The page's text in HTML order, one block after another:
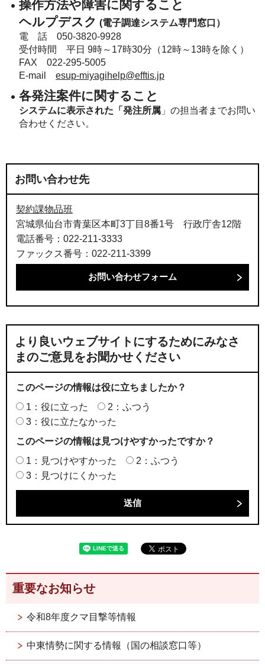
操作方法や障害に関すること
ヘルプデスク (電子調達システム専門窓口）
電 話 050-3820-9928
受付時間 平日 9時～17時30分（12時～13時を除く）
FAX 022-295-5005
E-mail esup-miyagihelp@efftis.jp
各発注案件に関すること
システムに表示された「発注所属 」の担当者までお問い
合わせください。
お問い合わせ先
契約課物品班
宮城県仙台市青葉区本町3丁目8番1号 行政庁舎12階
電話番号：022-211-3333
ファックス番号：022-211-3399
より良いウェブサイトにするためにみなさ
まのご意見をお聞かせください
このページの情報は役に立ちましたか？
1：役に立った
2：ふつう
3：役に立たなかった
このページの情報は見つけやすかったですか？
1：見つけやすかった
2：ふつう
3：見つけにくかった
重要なお知らせ
令和8年度クマ目撃等情報
中東情勢に関する情報（国の相談窓口等）